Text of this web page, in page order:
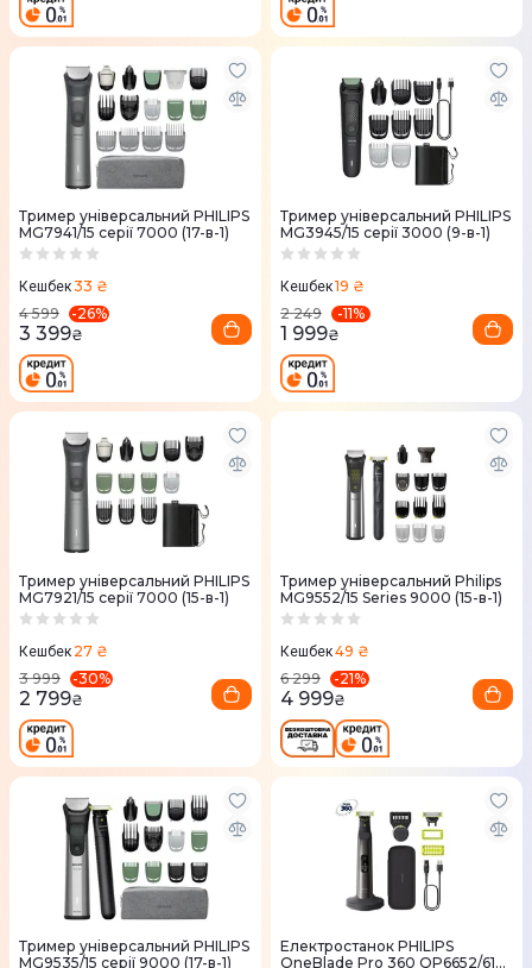
Тример універсальний PHILIPS
MG7941/15 серії 7000 (17-в-1)
Кешбек33 ₴
4 599
-26%
3 399₴
Тример універсальний PHILIPS
MG3945/15 серії 3000 (9-в-1)
Кешбек19 ₴
2 249
-11%
1 999₴
Тример універсальний PHILIPS
MG7921/15 серії 7000 (15-в-1)
Кешбек 27 ₴
3 999
-30%
2 799₴
Тример універсальний Philips
MG9552/15 Series 9000 (15-в-1)
Кешбек49 ₴
6 299
-21%
4 999₴
Тример універсальний PHILIPS
MG9535/15 серії 9000 (17-в-1)
Електростанок PHILIPS
OneBlade Pro 360 QP6652/61